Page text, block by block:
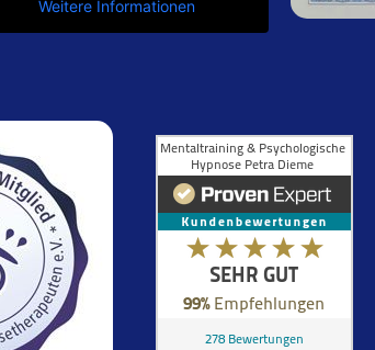
Weitere Informationen